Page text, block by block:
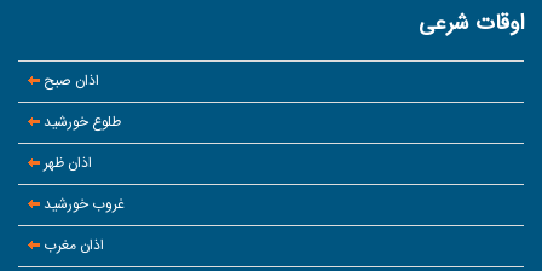
اوقات شرعی
اذان صبح
طلوع خورشید
اذان ظهر
غروب خورشید
اذان مغرب